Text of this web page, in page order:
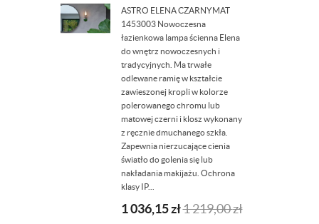
ASTRO ELENA CZARNYMAT
1453003​ Nowoczesna
łazienkowa lampa ścienna Elena
do wnętrz nowoczesnych i
tradycyjnych. Ma trwałe
odlewane ramię w kształcie
zawieszonej kropli w kolorze
polerowanego chromu lub
matowej czerni i klosz wykonany
z ręcznie dmuchanego szkła.
Zapewnia nierzucające cienia
światło do golenia się lub
nakładania makijażu. Ochrona
klasy IP...
1 036,15zł1 219,00zł